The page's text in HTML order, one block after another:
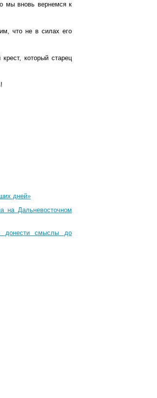
мы вновь вернемся к
что не в силах его
который старец
дней»
на Дальневосточном
донести смыслы до